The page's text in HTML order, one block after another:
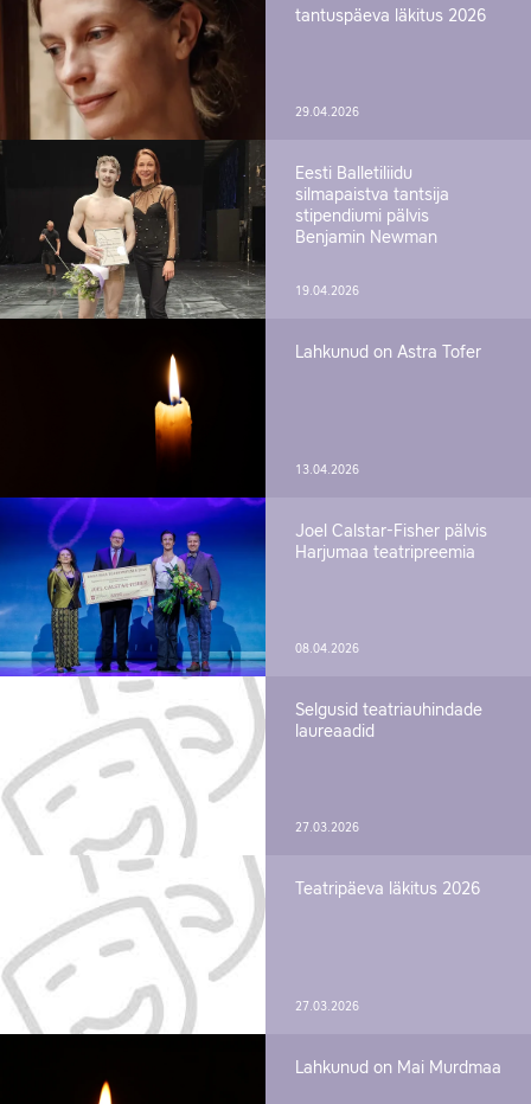
tantuspäeva läkitus 2026
29.04.2026
Eesti Balletiliidu
silmapaistva tantsija
stipendiumi pälvis
Benjamin Newman
19.04.2026
Lahkunud on Astra Tofer
13.04.2026
Joel Calstar-Fisher pälvis
Harjumaa teatripreemia
08.04.2026
Selgusid teatriauhindade
laureaadid
27.03.2026
Teatripäeva läkitus 2026
27.03.2026
Lahkunud on Mai Murdmaa